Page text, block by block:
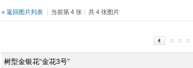
« 返回图片列表 当前第 4 张 共 4 张图片
树型金银花“金花3号”